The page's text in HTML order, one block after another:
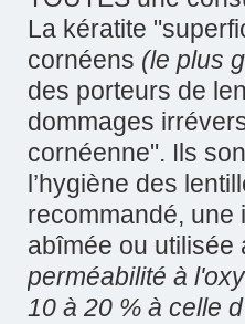
La kératite
cornéens (le plus
des porteurs de
dommages
cornéenne". Ils
l’hygiène des
recommandé, une
abîmée ou
perméabilité à
10 à 20 % à celle